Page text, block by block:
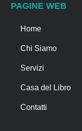
PAGINE WEB
Home
Chi Siamo
Servizi
Casa del Libro
Contatti